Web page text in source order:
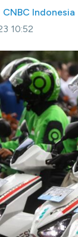
CNBC Indonesia
10:52